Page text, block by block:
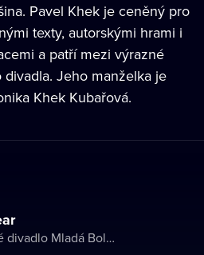
Pavel Khekje ceněný pro
texty, autorskými hrami i
a patří mezi výrazné
Jeho manželka je
Khek Kubařová.
Městské divadlo Mladá Boleslav